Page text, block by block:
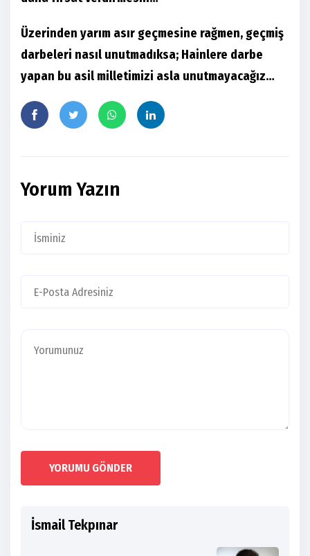
Üzerinden yarım asır geçmesine rağmen, geçmiş
darbeleri nasıl unutmadıksa; Hainlere darbe
yapan bu asil milletimizi asla unutmayacağız…
Yorum Yazın
YORUMU GÖNDER
İsmail Tekpınar